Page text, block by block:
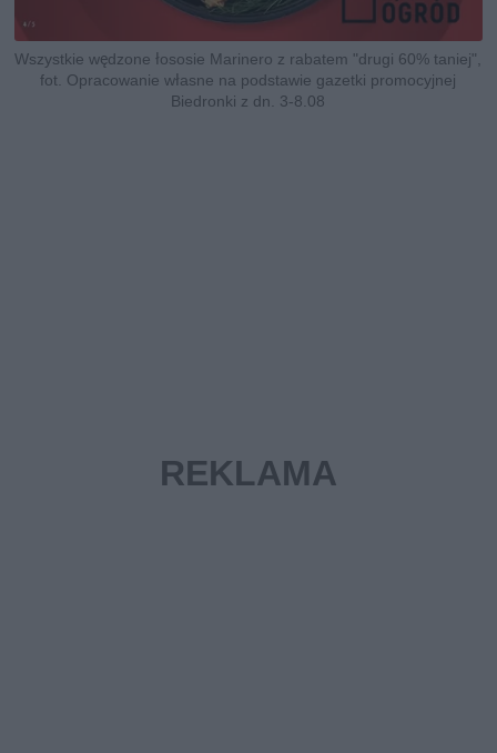
Wszystkie wędzone łososie Marinero z rabatem "drugi 60% taniej",
fot. Opracowanie własne na podstawie gazetki promocyjnej
Biedronki z dn. 3-8.08